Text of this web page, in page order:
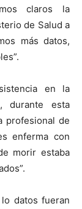
claros la
de Salud a
más datos,
en la
durante esta
profesional de
enferma con
morir estaba
datos fueran